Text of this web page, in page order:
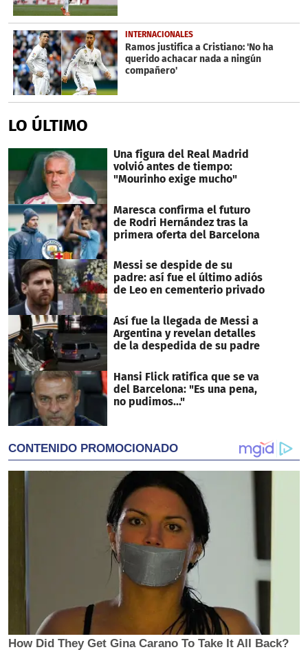
INTERNACIONALES
Ramos justifica a Cristiano: 'No ha
querido achacar nada a ningún
compañero'
LO ÚLTIMO
Una figura del Real Madrid
volvió antes de tiempo:
"Mourinho exige mucho"
Maresca confirma el futuro
de Rodri Hernández tras la
primera oferta del Barcelona
Messi se despide de su
padre: así fue el último adiós
de Leo en cementerio privado
Así fue la llegada de Messi a
Argentina y revelan detalles
de la despedida de su padre
Hansi Flick ratifica que se va
del Barcelona: "Es una pena,
no pudimos..."